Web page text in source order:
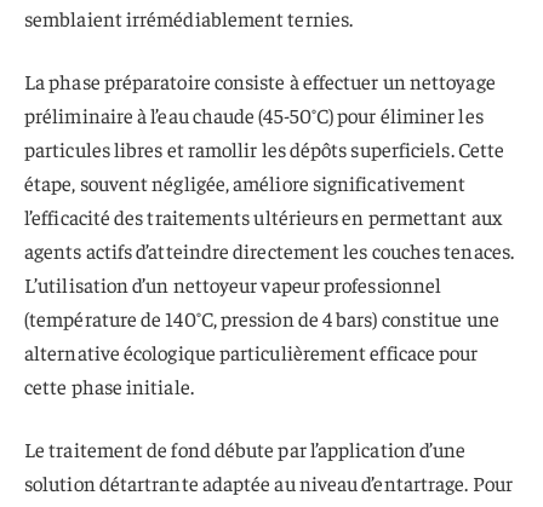
semblaient irrémédiablement ternies.
La phase préparatoire consiste à effectuer un nettoyage
préliminaire à l’eau chaude (45-50°C) pour éliminer les
particules libres et ramollir les dépôts superficiels. Cette
étape, souvent négligée, améliore significativement
l’efficacité des traitements ultérieurs en permettant aux
agents actifs d’atteindre directement les couches tenaces.
L’utilisation d’un nettoyeur vapeur professionnel
(température de 140°C, pression de 4 bars) constitue une
alternative écologique particulièrement efficace pour
cette phase initiale.
Le traitement de fond débute par l’application d’une
solution détartrante adaptée au niveau d’entartrage. Pour